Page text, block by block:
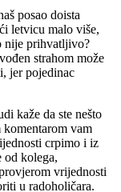
posao doista
letvicu malo više,
nije prihvatljivo?
strahom može
jer pojedinac
kaže da ste nešto
vam
crpimo i iz
od kolega,
vrijednosti
u radoholičara.